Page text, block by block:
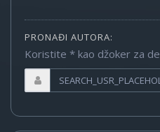
PRONAĐI AUTORA:
Koristite * kao džoker za